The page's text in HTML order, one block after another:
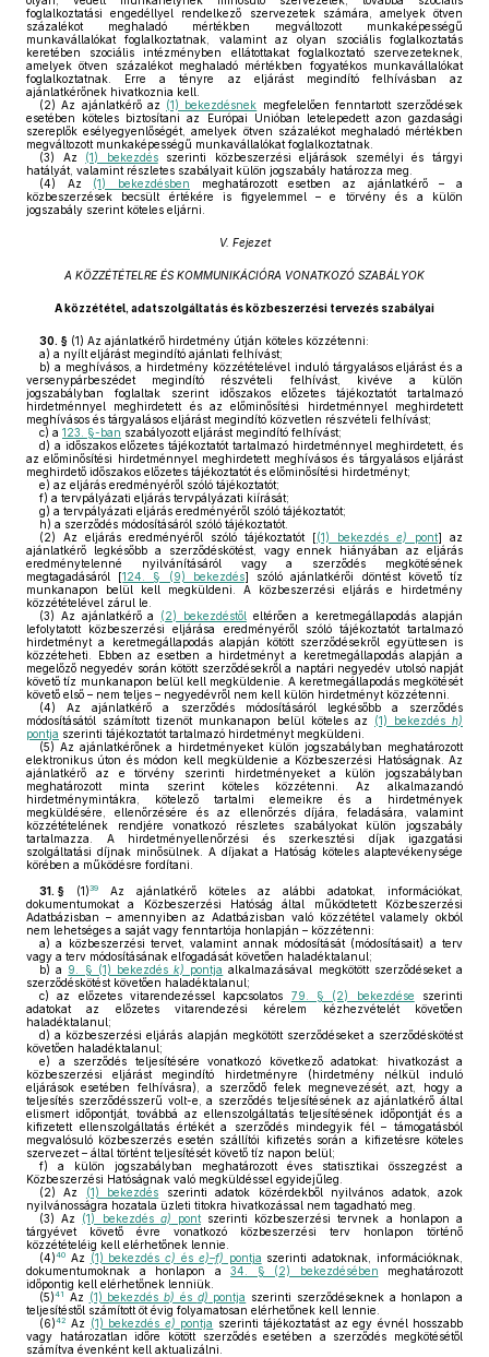
foglalkoztatási engedéllyel rendelkező szervezetek számára, amelyek ötven
százalékot meghaladó mértékben megváltozott munkaképességű
munkavállalókat foglalkoztatnak, valamint az olyan szociális foglalkoztatás
keretében szociális intézményben ellátottakat foglalkoztató szervezeteknek,
amelyek ötven százalékot meghaladó mértékben fogyatékos munkavállalókat
foglalkoztatnak. Erre a tényre az eljárást megindító felhívásban az
ajánlatkérőnek hivatkoznia kell.
(2) Az ajánlatkérő az (1) bekezdésnek megfelelően fenntartott szerződések
esetében köteles biztosítani az Európai Unióban letelepedett azon gazdasági
szereplők esélyegyenlőségét, amelyek ötven százalékot meghaladó mértékben
megváltozott munkaképességű munkavállalókat foglalkoztatnak.
(3) Az (1) bekezdésszerinti közbeszerzési eljárások személyi és tárgyi
hatályát, valamint részletes szabályait külön jogszabály határozza meg.
(4) Az (1) bekezdésben meghatározott esetben az ajánlatkérő – a
közbeszerzések becsült értékére is figyelemmel – e törvény és a külön
jogszabály szerint köteles eljárni.
V. Fejezet
A KÖZZÉTÉTELRE ÉS KOMMUNIKÁCIÓRA VONATKOZÓ SZABÁLYOK
A közzététel, adatszolgáltatás és közbeszerzési tervezés szabályai
30. § (1) Az ajánlatkérő hirdetmény útján köteles közzétenni:
a) a nyílt eljárást megindító ajánlati felhívást;
b) a meghívásos, a hirdetmény közzétételével induló tárgyalásos eljárást és a
versenypárbeszédet megindító részvételi felhívást, kivéve a külön
jogszabályban foglaltak szerint időszakos előzetes tájékoztatót tartalmazó
hirdetménnyel meghirdetett és az előminősítési hirdetménnyel meghirdetett
meghívásos és tárgyalásos eljárást megindító közvetlen részvételi felhívást;
c) a 123. §-ban szabályozott eljárást megindító felhívást;
d) a időszakos előzetes tájékoztatót tartalmazó hirdetménnyel meghirdetett, és
az előminősítési hirdetménnyel meghirdetett meghívásos és tárgyalásos eljárást
meghirdető időszakos előzetes tájékoztatót és előminősítési hirdetményt;
e) az eljárás eredményéről szóló tájékoztatót;
f) a tervpályázati eljárás tervpályázati kiírását;
g) a tervpályázati eljárás eredményéről szóló tájékoztatót;
h) a szerződés módosításáról szóló tájékoztatót.
(2) Az eljárás eredményéről szóló tájékoztatót [(1) bekezdés e) pont] az
ajánlatkérő legkésőbb a szerződéskötést, vagy ennek hiányában az eljárás
eredménytelenné nyilvánításáról vagy a szerződés megkötésének
megtagadásáról [124. § (9) bekezdés] szóló ajánlatkérői döntést követő tíz
munkanapon belül kell megküldeni. A közbeszerzési eljárás e hirdetmény
közzétételével zárul le.
(3) Az ajánlatkérő a (2) bekezdéstől eltérően a keretmegállapodás alapján
lefolytatott közbeszerzési eljárása eredményéről szóló tájékoztatót tartalmazó
hirdetményt a keretmegállapodás alapján kötött szerződésekről együttesen is
közzéteheti. Ebben az esetben a hirdetményt a keretmegállapodás alapján a
megelőző negyedév során kötött szerződésekről a naptári negyedév utolsó napját
követő tíz munkanapon belül kell megküldenie. A keretmegállapodás megkötését
követő első – nem teljes – negyedévről nem kell külön hirdetményt közzétenni.
(4) Az ajánlatkérő a szerződés módosításáról legkésőbb a szerződés
módosításától számított tizenöt munkanapon belül köteles az (1) bekezdés h)
pontja szerinti tájékoztatót tartalmazó hirdetményt megküldeni.
(5) Az ajánlatkérőnek a hirdetményeket külön jogszabályban meghatározott
elektronikus úton és módon kell megküldenie a Közbeszerzési Hatóságnak. Az
ajánlatkérő az e törvény szerinti hirdetményeket a külön jogszabályban
meghatározott minta szerint köteles közzétenni. Az alkalmazandó
hirdetménymintákra, kötelező tartalmi elemeikre és a hirdetmények
megküldésére, ellenőrzésére és az ellenőrzés díjára, feladására, valamint
közzétételének rendjére vonatkozó részletes szabályokat külön jogszabály
tartalmazza. A hirdetményellenőrzési és szerkesztési díjak igazgatási
szolgáltatási díjnak minősülnek. A díjakat a Hatóság köteles alaptevékenysége
körében a működésre fordítani.
31. § (1)39
Az ajánlatkérő köteles az alábbi adatokat, információkat,
dokumentumokat a Közbeszerzési Hatóság által működtetett Közbeszerzési
Adatbázisban – amennyiben az Adatbázisban való közzététel valamely okból
nem lehetséges a saját vagy fenntartója honlapján – közzétenni:
a) a közbeszerzési tervet, valamint annak módosítását (módosításait) a terv
vagy a terv módosításának elfogadását követően haladéktalanul;
b) a 9. § (1) bekezdésk) pontja alkalmazásával megkötött szerződéseket a
szerződéskötést követően haladéktalanul;
c) az előzetes vitarendezéssel kapcsolatos 79. § (2) bekezdése szerinti
adatokat az előzetes vitarendezési kérelem kézhezvételét követően
haladéktalanul;
d) a közbeszerzési eljárás alapján megkötött szerződéseket a szerződéskötést
követően haladéktalanul;
e) a szerződés teljesítésére vonatkozó következő adatokat: hivatkozást a
közbeszerzési eljárást megindító hirdetményre (hirdetmény nélkül induló
eljárások esetében felhívásra), a szerződő felek megnevezését, azt, hogy a
teljesítés szerződésszerű volt-e, a szerződés teljesítésének az ajánlatkérő által
elismert időpontját, továbbá az ellenszolgáltatás teljesítésének időpontját és a
kifizetett ellenszolgáltatás értékét a szerződés mindegyik fél – támogatásból
megvalósuló közbeszerzés esetén szállítói kifizetés során a kifizetésre köteles
szervezet – által történt teljesítését követő tíz napon belül;
f) a külön jogszabályban meghatározott éves statisztikai összegzést a
Közbeszerzési Hatóságnak való megküldéssel egyidejűleg.
(2) Az (1) bekezdés szerinti adatok közérdekből nyilvános adatok, azok
nyilvánosságra hozatala üzleti titokra hivatkozással nem tagadható meg.
(3) Az (1) bekezdés a) pontszerinti közbeszerzési tervnek a honlapon a
tárgyévet követő évre vonatkozó közbeszerzési terv honlapon történő
közzétételéig kell elérhetőnek lennie.
(4)40 Az (1) bekezdésc) és e)–f) pontja szerinti adatoknak, információknak,
dokumentumoknak a honlapon a 34. § (2) bekezdésében meghatározott
időpontig kell elérhetőnek lenniük.
(5)41 Az (1) bekezdés b) és d) pontja szerinti szerződéseknek a honlapon a
teljesítéstől számított öt évig folyamatosan elérhetőnek kell lennie.
(6)42 Az (1) bekezdés e) pontja szerinti tájékoztatást az egy évnél hosszabb
vagy határozatlan időre kötött szerződés esetében a szerződés megkötésétől
számítva évenként kell aktualizálni.